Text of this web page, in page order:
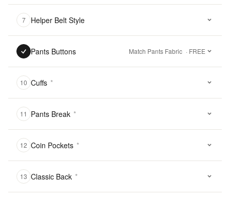
7 Helper Belt Style
Pants Buttons Match Pants Fabric · FREE
10 Cuffs *
11 Pants Break *
12 Coin Pockets *
13 Classic Back *